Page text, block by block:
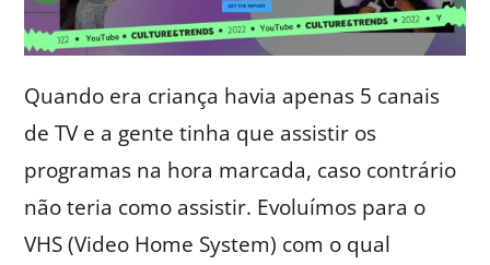
Quando era criança havia apenas 5 canais
de TV e a gente tinha que assistir os
programas na hora marcada, caso contrário
não teria como assistir. Evoluímos para o
VHS (Video Home System) com o qual